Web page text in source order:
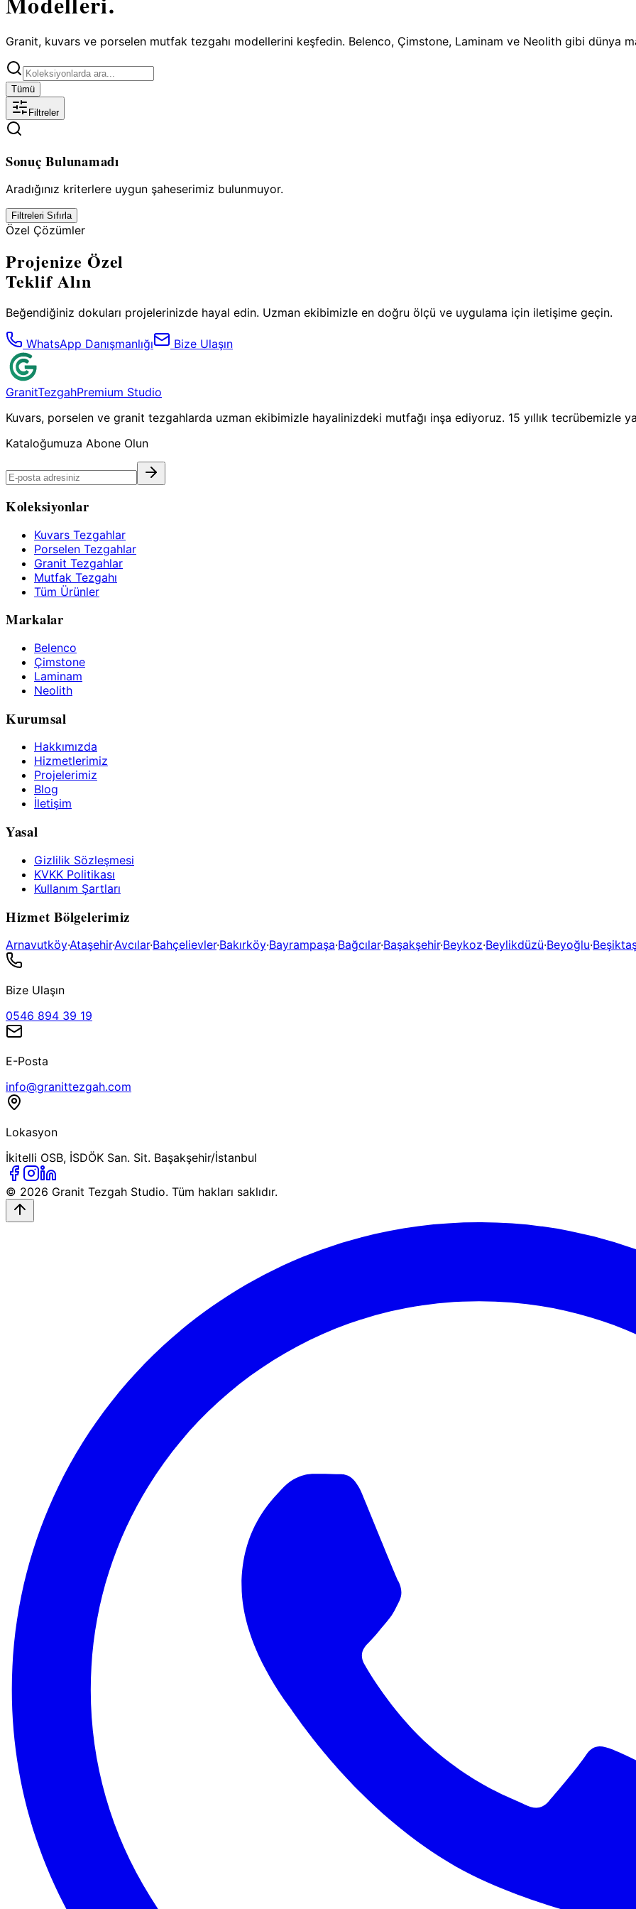
Granit, kuvars ve porselen mutfak tezgahı modellerini keşfedin. Belenco, Çimstone, Laminam ve Neolith gibi dünya
Tümü
Filtreler
Sonuç Bulunamadı
Aradığınız kriterlere uygun şaheserimiz bulunmuyor.
Filtreleri Sıfırla
Özel Çözümler
Projenize Özel
Teklif Alın
Beğendiğiniz dokuları projelerinizde hayal edin. Uzman ekibimizle en doğru ölçü ve uygulama için iletişime geçin.
WhatsApp Danışmanlığı Bize Ulaşın
GranitTezgahPremium Studio
Kuvars, porselen ve granit tezgahlarda uzman ekibimizle hayalinizdeki mutfağı inşa ediyoruz. 15 yıllık tecrübemizle
Kataloğumuza Abone Olun
Koleksiyonlar
Kuvars Tezgahlar
Porselen Tezgahlar
Granit Tezgahlar
Mutfak Tezgahı
Tüm Ürünler
Markalar
Belenco
Çimstone
Laminam
Neolith
Kurumsal
Hakkımızda
Hizmetlerimiz
Projelerimiz
Blog
İletişim
Yasal
Gizlilik Sözleşmesi
KVKK Politikası
Kullanım Şartları
Hizmet Bölgelerimiz
Arnavutköy·Ataşehir·Avcılar·Bahçelievler·Bakırköy·Bayrampaşa·Bağcılar·Başakşehir·Beykoz·Beylikdüzü·Beyoğlu·
Bize Ulaşın
0546 894 39 19
E-Posta
info@granittezgah.com
Lokasyon
İkitelli OSB, İSDÖK San. Sit. Başakşehir/İstanbul
© 2026 Granit Tezgah Studio. Tüm hakları saklıdır.